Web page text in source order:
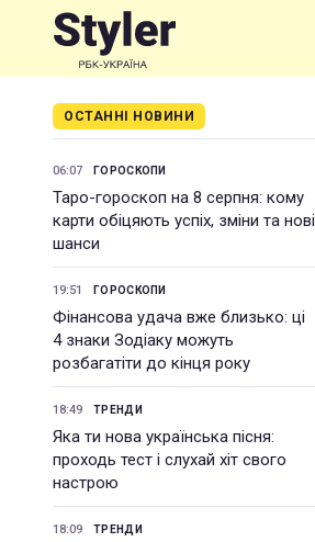
ОСТАННІ НОВИНИ
06:07 ГОРОСКОПИ
Таро-гороскоп на 8 серпня: кому
карти обіцяють успіх, зміни та нові
шанси
19:51 ГОРОСКОПИ
Фінансова удача вже близько: ці
4 знаки Зодіаку можуть
розбагатіти до кінця року
18:49 ТРЕНДИ
Яка ти нова українська пісня:
проходь тест і слухай хіт свого
настрою
18:09 ТРЕНДИ